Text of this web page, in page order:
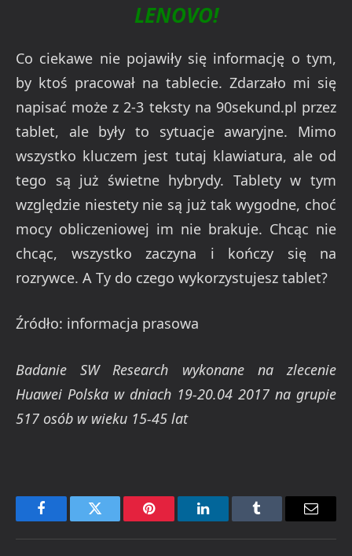
LENOVO!
Co ciekawe nie pojawiły się informację o tym,
by ktoś pracował na tablecie. Zdarzało mi się
napisać może z 2-3 teksty na 90sekund.pl przez
tablet, ale były to sytuacje awaryjne. Mimo
wszystko kluczem jest tutaj klawiatura, ale od
tego są już świetne hybrydy. Tablety w tym
względzie niestety nie są już tak wygodne, choć
mocy obliczeniowej im nie brakuje. Chcąc nie
chcąc, wszystko zaczyna i kończy się na
rozrywce. A Ty do czego wykorzystujesz tablet?
Źródło: informacja prasowa
Badanie SW Research wykonane na zlecenie
Huawei Polska w dniach 19-20.04 2017 na grupie
517 osób w wieku 15-45 lat
FacebookTwitter Pinterest LinkedInTumblr Email